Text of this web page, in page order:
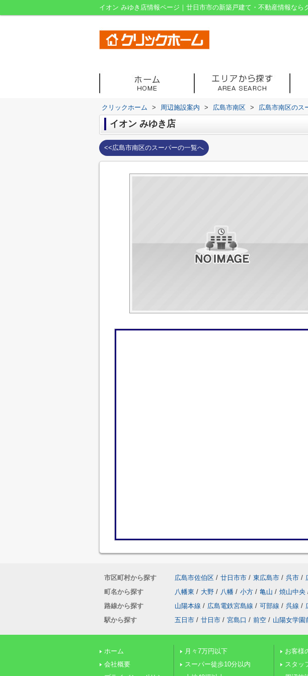
イオン みゆき店情報ページ｜廿日市市の新築戸建て・不動産情報なら
クリックホーム > 周辺施設案内 > 広島市南区 > 広島市南区のス
イオン みゆき店
<<広島市南区のスーパーの一覧へ
市区町村から探す 広島市佐伯区 / 廿日市市 / 東広島市 / 呉市 /
町名から探す
八幡東 / 大野 / 八幡 / 小方 / 亀山 / 焼山中央
路線から探す
山陽本線 / 広島電鉄宮島線 / 可部線 / 呉線 /
駅から探す
五日市 / 廿日市 / 宮島口 / 前空 / 山陽女学園
ホーム
会社概要
月々7万円以下
スーパー徒歩10分以内
お客様
スタッ